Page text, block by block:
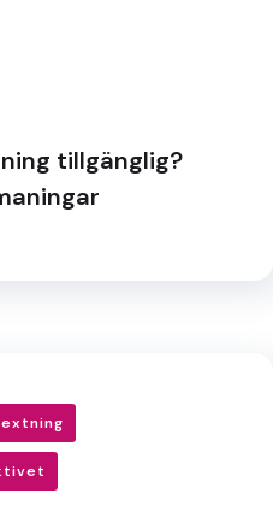
tillgänglig?